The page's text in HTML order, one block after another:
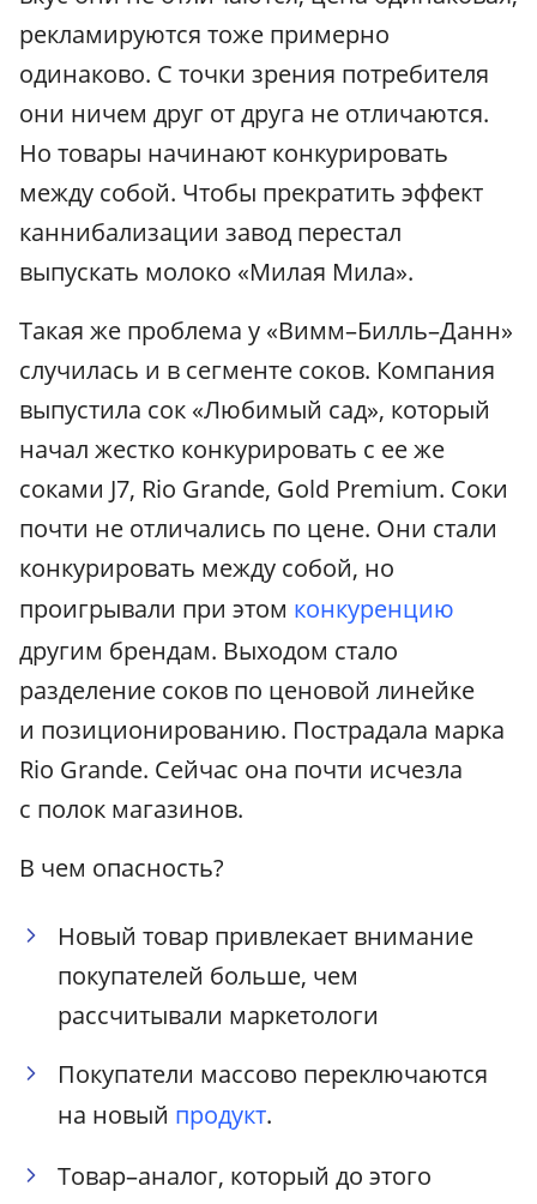
рекламируются тоже примерно
одинаково. С точки зрения потребителя
они ничем друг от друга не отличаются.
Но товары начинают конкурировать
между собой. Чтобы прекратить эффект
каннибализации завод перестал
выпускать молоко «Милая Мила».
Такая же проблема у «Вимм–Билль–Данн»
случилась и в сегменте соков. Компания
выпустила сок «Любимый сад», который
начал жестко конкурировать с ее же
соками J7, Rio Grande, Gold Premium. Соки
почти не отличались по цене. Они стали
конкурировать между собой, но
проигрывали при этом конкуренцию
другим брендам. Выходом стало
разделение соков по ценовой линейке
и позиционированию. Пострадала марка
Rio Grande. Сейчас она почти исчезла
с полок магазинов.
В чем опасность?
Новый товар привлекает внимание
покупателей больше, чем
рассчитывали маркетологи
Покупатели массово переключаются
на новый продукт.
Товар–аналог, который до этого